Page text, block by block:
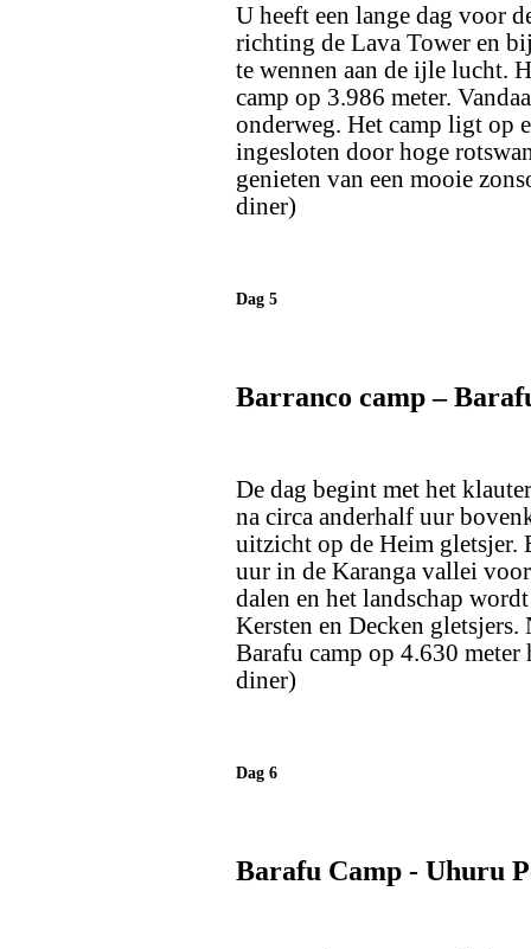
U heeft een lange dag voor
richting de Lava Tower en
te wennen aan de ijle lucht.
camp op 3.986 meter.
onderweg. Het camp ligt op
ingesloten door hoge
genieten van een mooie
diner)
Dag 5
Barranco camp –
De dag begint met het
na circa anderhalf uur
uitzicht op de Heim gletsjer.
uur in de Karanga vallei
dalen en het landschap
Kersten en Decken
Barafu camp op 4.630
diner)
Dag 6
Barafu Camp - Uhuru